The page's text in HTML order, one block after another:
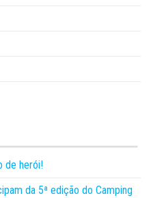
de herói!
da 5ª edição do Camping